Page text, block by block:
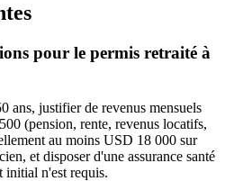
pour le permis retraité à
ans, justifier de revenus mensuels
(pension, rente, revenus locatifs,
au moins USD 18 000 sur
et disposer d'une assurance santé
initial n'est requis.